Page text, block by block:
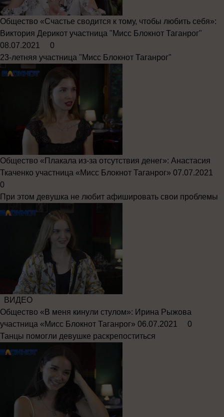
Общество «Счастье сводится к тому, чтобы любить себя»:
Виктория Дерикот участница "Мисс Блокнот Таганрог"
08.07.2021
0
23-летняя участница "Мисс Блокнот Таганрог"
Общество «Плакала из-за отсутствия денег»: Анастасия
Ткаченко участница «Мисс Блокнот Таганрог» 07.07.2021
0
При этом девушка не любит афишировать свои проблемы
ВИДЕО
Общество «В меня кинули стулом»: Ирина Рыжова
участница «Мисс Блокнот Таганрог» 06.07.2021
0
Танцы помогли девушке раскрепоститься